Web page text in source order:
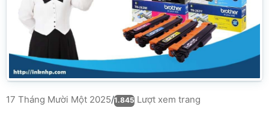
17 Tháng Mười Một 2025/1.845 Lượt xem trang